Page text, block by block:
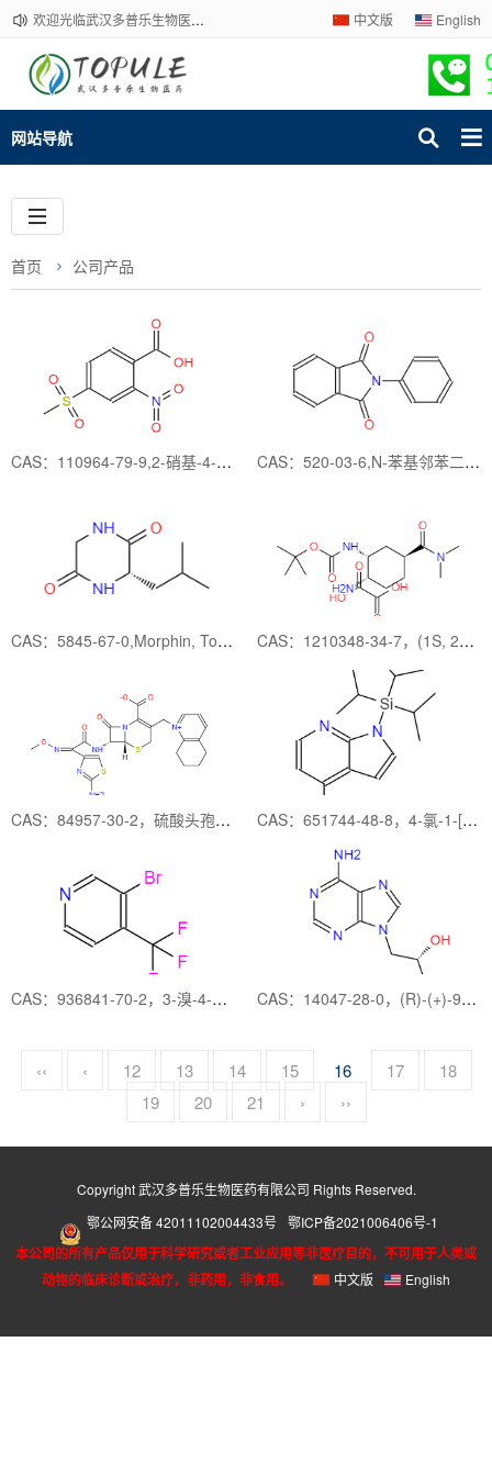
欢迎光临武汉多普乐生物医药有限公司官网！下单请咨询客服，我们热情为您服务！ 中文版 English
网站导航
首页 公司产品
CAS：110964-79-9,2-硝基-4-甲砜基苯甲酸 CAS：520-03-6,N-苯基邻苯二甲酰亚胺
CAS：5845-67-0,Morphin, Tolerance Peptide CAS：1210348-34-7，(1S, 2R, 4S)-1-氨基-4-(二甲基氨基羰基)-环己基-2-氨基甲酸叔丁酯草酸盐
CAS：84957-30-2，硫酸头孢喹肟 CAS：651744-48-8，4-氯-1-[三(甲基乙基)硅酯]-1H-吡咯并[2,3-b]吡啶
CAS：936841-70-2，3-溴-4-三氟甲基吡啶 CAS：14047-28-0，(R)-(+)-9-(2-羟丙基)腺嘌呤
‹‹ ‹ 12 13 14 15 16 17
18
19
20 21 › ››
Copyright 武汉多普乐生物医药有限公司 Rights Reserved.
鄂公网安备 42011102004433号 鄂ICP备2021006406号-1
本公司的所有产品仅用于科学研究或者工业应用等非医疗目的，不可用于人类或
动物的临床诊断或治疗，非药用，非食用。
中文版 English